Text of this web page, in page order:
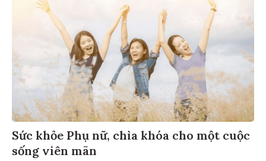
Sức khỏe Phụ nữ, chìa khóa cho một cuộc
sống viên mãn